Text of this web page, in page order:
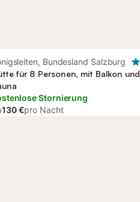
Bundesland Salzburg
für 8 Personen, mit Balkon und
Stornierung
130 €pro Nacht